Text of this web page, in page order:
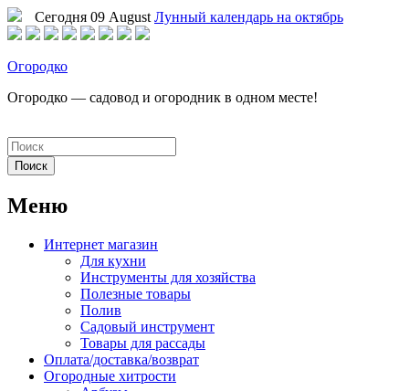
Сегодня 09 August Лунный календарь на октябрь
Огородко
Огородко — садовод и огородник в одном месте!
Меню
Интернет магазин
Для кухни
Инструменты для хозяйства
Полезные товары
Полив
Садовый инструмент
Товары для рассады
Оплата/доставка/возврат
Огородные хитрости